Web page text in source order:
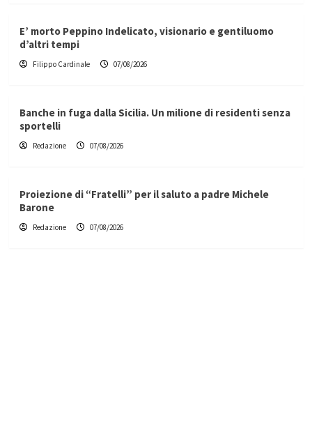
E’ morto Peppino Indelicato, visionario e gentiluomo
d’altri tempi
Filippo Cardinale 07/08/2026
Banche in fuga dalla Sicilia. Un milione di residenti senza
sportelli
Redazione 07/08/2026
Proiezione di “Fratelli” per il saluto a padre Michele
Barone
Redazione 07/08/2026